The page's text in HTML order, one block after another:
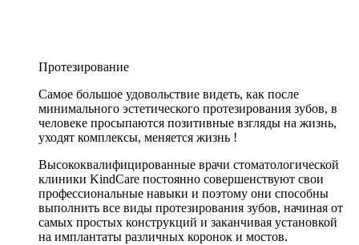
Протезирование
Самое большое удовольствие видеть, как после
минимального эстетического протезирования зубов, в
человеке просыпаются позитивные взгляды на жизнь,
уходят комплексы, меняется жизнь !
Высококвалифицированные врачи стоматологической
клиники KindCare постоянно совершенствуют свои
профессиональные навыки и поэтому они способны
выполнить все виды протезирования зубов, начиная от
самых простых конструкций и заканчивая установкой
на имплантаты различных коронок и мостов.